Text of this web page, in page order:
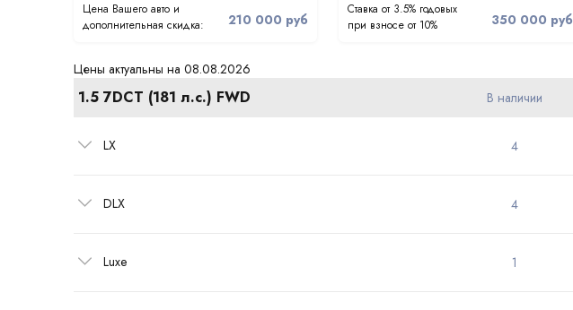
Цена Вашего авто и
дополнительная скидка:
210 000 руб
Ставка от 3.5% годовых
при взносе от 10%
350 000 руб
Цены актуальны на 08.08.2026
1.5 7DCT (181 л.с.) FWD В наличии
LX 4
DLX 4
Luxe 1